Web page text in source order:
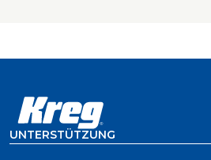
UNTERSTÜTZUNG